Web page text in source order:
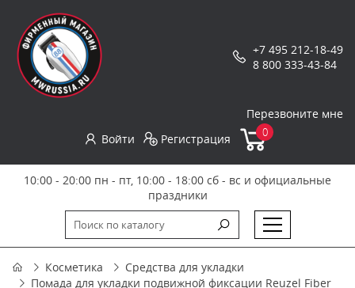
+7 495 212-18-49
8 800 333-43-84
Перезвоните мне
Войти
Регистрация 0
10:00 - 20:00 пн - пт, 10:00 - 18:00 сб - вс и официальные
праздники
Косметика
Средства для укладки
Помада для укладки подвижной фиксации Reuzel Fiber